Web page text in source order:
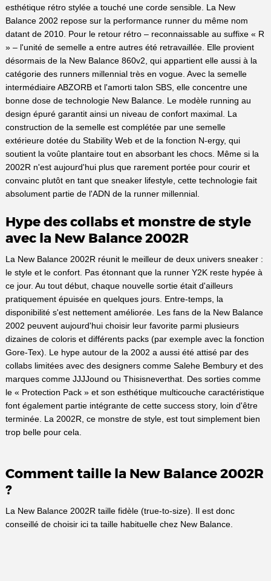
esthétique rétro stylée a touché une corde sensible. La New
Balance 2002 repose sur la performance runner du même nom
datant de 2010. Pour le retour rétro – reconnaissable au suffixe « R
» – l'unité de semelle a entre autres été retravaillée. Elle provient
désormais de la New Balance 860v2, qui appartient elle aussi à la
catégorie des runners millennial très en vogue. Avec la semelle
intermédiaire ABZORB et l'amorti talon SBS, elle concentre une
bonne dose de technologie New Balance. Le modèle running au
design épuré garantit ainsi un niveau de confort maximal. La
construction de la semelle est complétée par une semelle
extérieure dotée du Stability Web et de la fonction N-ergy, qui
soutient la voûte plantaire tout en absorbant les chocs. Même si la
2002R n'est aujourd'hui plus que rarement portée pour courir et
convainc plutôt en tant que sneaker lifestyle, cette technologie fait
absolument partie de l'ADN de la runner millennial.
Hype des collabs et monstre de style
avec la New Balance 2002R
La New Balance 2002R réunit le meilleur de deux univers sneaker :
le style et le confort. Pas étonnant que la runner Y2K reste hypée à
ce jour. Au tout début, chaque nouvelle sortie était d'ailleurs
pratiquement épuisée en quelques jours. Entre-temps, la
disponibilité s'est nettement améliorée. Les fans de la New Balance
2002 peuvent aujourd'hui choisir leur favorite parmi plusieurs
dizaines de coloris et différents packs (par exemple avec la fonction
Gore-Tex). Le hype autour de la 2002 a aussi été attisé par des
collabs limitées avec des designers comme Salehe Bembury et des
marques comme JJJJound ou Thisisneverthat. Des sorties comme
le « Protection Pack » et son esthétique multicouche caractéristique
font également partie intégrante de cette success story, loin d'être
terminée. La 2002R, ce monstre de style, est tout simplement bien
trop belle pour cela.
Comment taille la New Balance 2002R
?
La New Balance 2002R taille fidèle (true-to-size). Il est donc
conseillé de choisir ici ta taille habituelle chez New Balance.